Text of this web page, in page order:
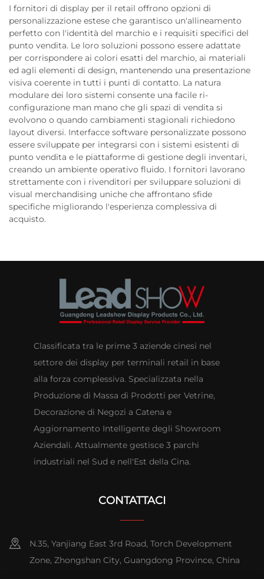
I fornitori di display per il retail offrono opzioni di
personalizzazione estese che garantisco un'allineamento
perfetto con l'identità del marchio e i requisiti specifici del
punto vendita. Le loro soluzioni possono essere adattate
per corrispondere ai colori esatti del marchio, ai materiali
ed agli elementi di design, mantenendo una presentazione
visiva coerente in tutti i punti di contatto. La natura
modulare dei loro sistemi consente una facile ri-
configurazione man mano che gli spazi di vendita si
evolvono o quando cambiamenti stagionali richiedono
layout diversi. Interfacce software personalizzate possono
essere sviluppate per integrarsi con i sistemi esistenti di
punto vendita e le piattaforme di gestione degli inventari,
creando un ambiente operativo fluido. I fornitori lavorano
strettamente con i rivenditori per sviluppare soluzioni di
visual merchandising uniche che affrontano sfide
specifiche migliorando l'esperienza complessiva di
acquisto.
Classificata tra le prime 3 aziende cinesi nel
settore dei display per terminali retail in base
alla forza complessiva. Specializzata nella
Produzione di Massa di Prodotti per Vetrine,
Decorazione di Negozi a Catena e
Aggiornamento Intelligente degli Showroom
Aziendali. Attualmente gestisce 3 parchi
industriali nel Sud e nell'Est della Cina.
CONTATTACI
N.35, Yanjiang East 3rd Road, Torch Development
Zone, Zhongshan City, Guangdong Province, China